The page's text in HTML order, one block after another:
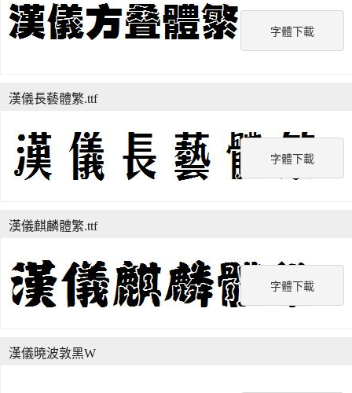
字體下載
字體下載
漢儀長藝體繁.ttf
字體下載
漢儀麒麟體繁.ttf
漢儀曉波敦黑W